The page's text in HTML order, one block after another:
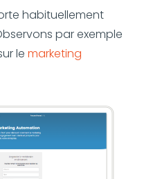
habituellement
par exemple
le marketing